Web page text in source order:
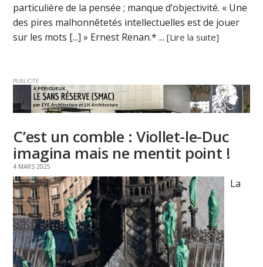
particulière de la pensée ; manque d’objectivité. « Une
des pires malhonnêtetés intellectuelles est de jouer
sur les mots [...] » Ernest Renan.* ...[Lire la suite]
PUBLICITE
C’est un comble : Viollet-le-Duc
imagina mais ne mentit point !
4 MARS 2025
La